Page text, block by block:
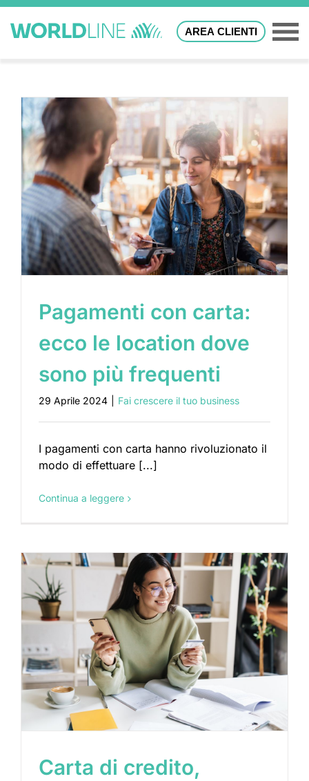
AREA CLIENTI
Pagamenti con carta:
ecco le location dove
sono più frequenti
29 Aprile 2024 Fai crescere il tuo business
I pagamenti con carta hanno rivoluzionato il
modo di effettuare [...]
Continua a leggere
Carta di credito,